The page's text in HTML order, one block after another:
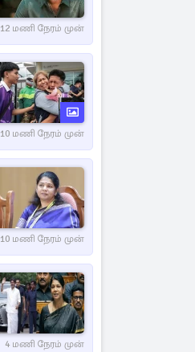
12 மணி நேரம் முன்
10 மணி நேரம் முன்
10 மணி நேரம் முன்
4 மணி நேரம் முன்